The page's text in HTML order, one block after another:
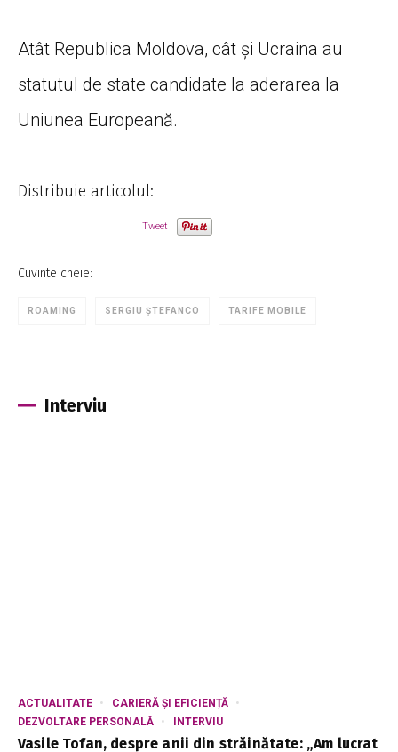
Atât Republica Moldova, cât și Ucraina au
statutul de state candidate la aderarea la
Uniunea Europeană.
Distribuie articolul:
Tweet
Cuvinte cheie:
ROAMING SERGIU ȘTEFANCO TARIFE MOBILE
Interviu
ACTUALITATE
CARIERĂ ȘI EFICIENȚĂ
DEZVOLTARE PERSONALĂ
INTERVIU
Vasile Tofan, despre anii din străinătate: „Am lucrat